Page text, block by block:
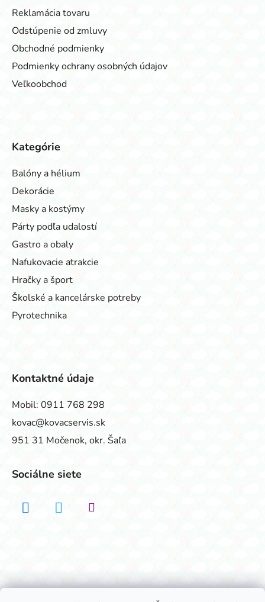
Reklamácia tovaru
Odstúpenie od zmluvy
Obchodné podmienky
Podmienky ochrany osobných údajov
Veľkoobchod
Kategórie
Balóny a hélium
Dekorácie
Masky a kostýmy
Párty podľa udalostí
Gastro a obaly
Nafukovacie atrakcie
Hračky a šport
Školské a kancelárske potreby
Pyrotechnika
Kontaktné údaje
Mobil: 0911 768 298
kovac@kovacservis.sk
951 31 Močenok, okr. Šaľa
Sociálne siete